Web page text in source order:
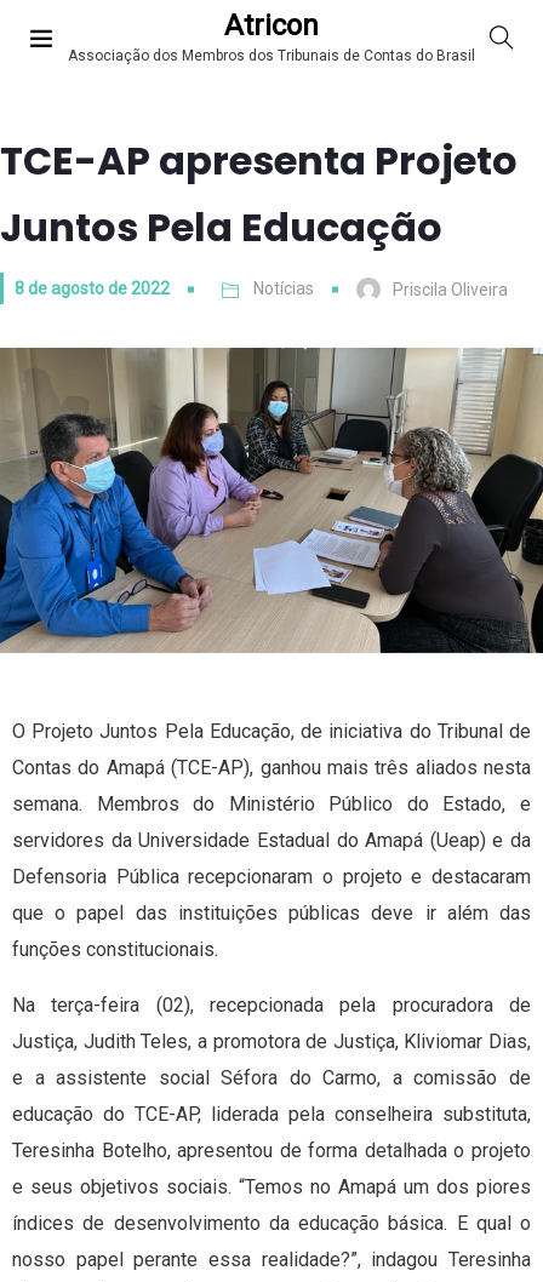
Atricon
Associação dos Membros dos Tribunais de Contas do Brasil
TCE-AP apresenta Projeto
Juntos Pela Educação
8 de agosto de 2022 Notícias Priscila Oliveira
O Projeto Juntos Pela Educação, de iniciativa do Tribunal de
Contas do Amapá (TCE-AP), ganhou mais três aliados nesta
semana. Membros do Ministério Público do Estado, e
servidores da Universidade Estadual do Amapá (Ueap) e da
Defensoria Pública recepcionaram o projeto e destacaram
que o papel das instituições públicas deve ir além das
funções constitucionais.
Na terça-feira (02), recepcionada pela procuradora de
Justiça, Judith Teles, a promotora de Justiça, Kliviomar Dias,
e a assistente social Séfora do Carmo, a comissão de
educação do TCE-AP, liderada pela conselheira substituta,
Teresinha Botelho, apresentou de forma detalhada o projeto
e seus objetivos sociais. “Temos no Amapá um dos piores
índices de desenvolvimento da educação básica. E qual o
nosso papel perante essa realidade?”, indagou Teresinha